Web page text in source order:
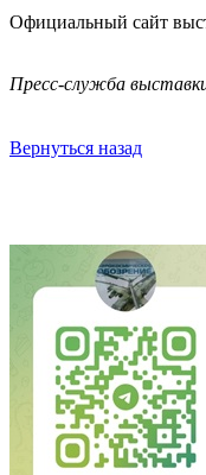
Официальный сайт
Пресс-служба
Вернуться назад